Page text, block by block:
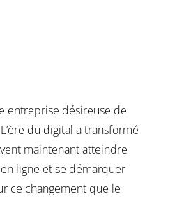
entreprise désireuse de
du digital a transformé
maintenant atteindre
ligne et se démarquer
ce changement que le